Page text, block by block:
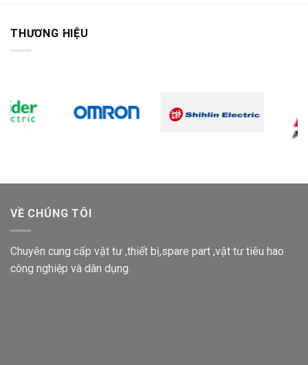
THƯƠNG HIỆU
VỀ CHÚNG TÔI
Chuyên cung cấp vật tư ,thiết bị,spare part ,vật tư tiêu hao
công nghiệp và dân dụng.